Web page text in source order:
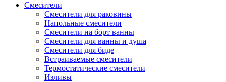
Смесители
Смесители для раковины
Напольные смесители
Смесители на борт ванны
Смесители для ванны и душа
Смесители для биде
Встраиваемые смесители
Термостатические смесители
Изливы